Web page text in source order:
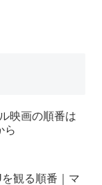
映画の順番は
ら
を観る順番｜マ